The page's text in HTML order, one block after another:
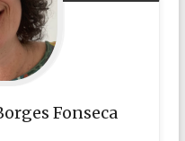
Fonseca